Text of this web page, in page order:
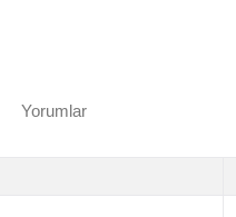
Yorumlar